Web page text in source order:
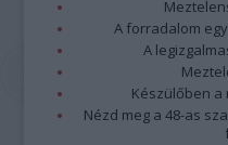
A forradalom
A
Készülőben a
Nézd meg a 48-as